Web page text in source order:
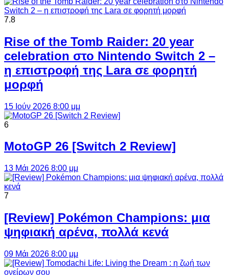
7.8
Rise of the Tomb Raider: 20 year
celebration στο Nintendo Switch 2 –
η επιστροφή της Lara σε φορητή
μορφή
15 Ιούν 2026 8:00 μμ
6
MotoGP 26 [Switch 2 Review]
13 Μάι 2026 8:00 μμ
7
[Review] Pokémon Champions: μια
ψηφιακή αρένα, πολλά κενά
09 Μάι 2026 8:00 μμ